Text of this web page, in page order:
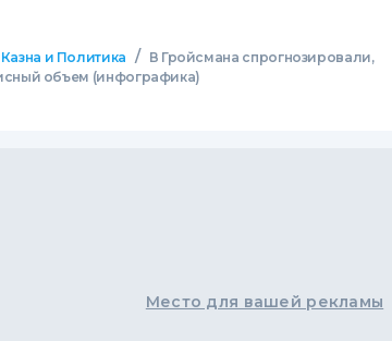
Казна и Политика /
В Гройсмана спрогнозировали,
объем (инфографика)
Место для вашей рекламы